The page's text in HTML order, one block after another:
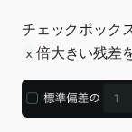
チェックボック
x 倍大きい残差